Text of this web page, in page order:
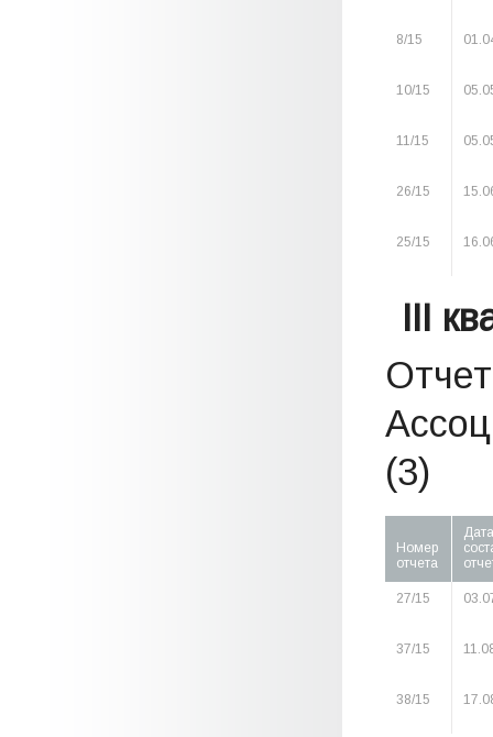
8/15
10/15
11/15
26/15
25/15
III
(3)
Номер
отчета
Дата
27/15
37/15
38/15